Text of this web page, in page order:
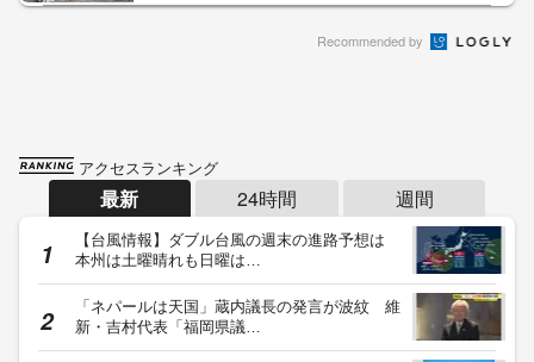
Recommended by
アクセスランキング
最新 24時間 週間
【台風情報】ダブル台風の週末の進路予想は
本州は土曜晴れも日曜は…
「ネパールは天国」蔵内議長の発言が波紋 維
新・吉村代表「福岡県議…